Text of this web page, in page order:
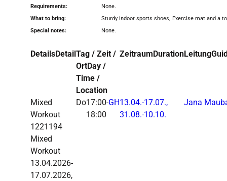
Requirements:
None.
What to bring:
Sturdy indoor sports shoes, Exercise mat and a
Special notes:
None.
DetailsDetailTag / Zeit /
OrtDay /
Time /
Location
ZeitraumDurationLeitung
Mixed
Workout
1221194
Mixed
Workout
13.04.2026-
17.07.2026,
Do17:00-
18:00
GH13.04.-17.07.,
31.08.-10.10.
Jana